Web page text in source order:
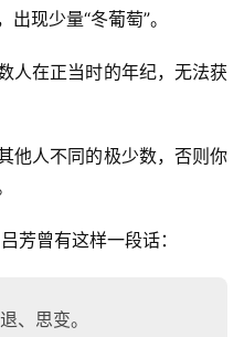
现少量“冬葡萄”。
人在正当时的年纪，无法获
他人不同的极少数，否则你
芳曾有这样一段话：
、思变。